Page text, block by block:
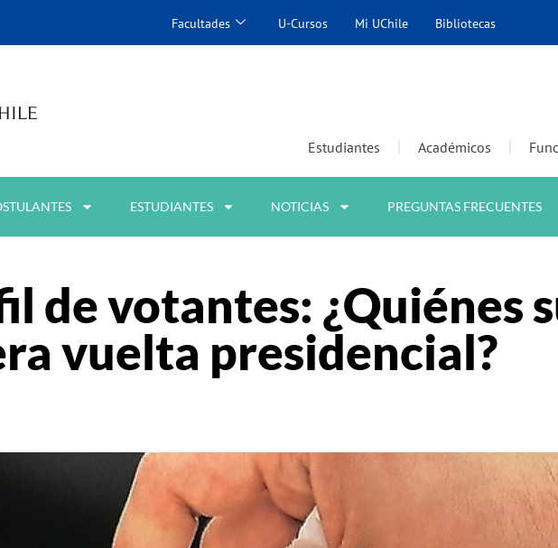
Facultades U-Cursos Mi UChile Bibliotecas
Estudiantes Académicos
ESTUDIANTES NOTICIAS PREGUNTAS FRECUENTES
de votantes: ¿Quiénes
vuelta presidencial?